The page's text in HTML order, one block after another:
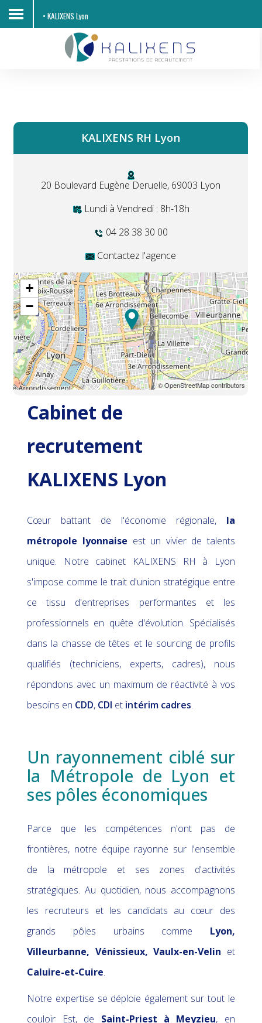
Entreprises
Contacts
• KALIXENS Lyon
KALIXENS RH Lyon
20 Boulevard Eugène Deruelle, 69003 Lyon
Lundi à Vendredi : 8h-18h
04 28 38 30 00
Contactez l'agence
+
−
© OpenStreetMap contributors
Cabinet de
recrutement
KALIXENS Lyon
Cœur battant de l'économie régionale,la
métropole lyonnaise est un vivier de talents
unique. Notre cabinet KALIXENS RH à Lyon
s'impose comme le trait d'union stratégique entre
ce tissu d'entreprises performantes et les
professionnels en quête d'évolution. Spécialisés
dans la chasse de têtes et le sourcing de profils
qualifiés (techniciens, experts, cadres), nous
répondons avec un maximum de réactivité à vos
besoins en CDD, CDI et intérim cadres.
Un rayonnement ciblé sur
la Métropole de Lyon et
ses pôles économiques
Parce que les compétences n'ont pas de
frontières, notre équipe rayonne sur l'ensemble
de la métropole et ses zones d'activités
stratégiques. Au quotidien, nous accompagnons
les recruteurs et les candidats au cœur des
grands pôles urbains comme Lyon,
Villeurbanne, Vénissieux, Vaulx-en-Velin et
Caluire-et-Cuire.
Notre expertise se déploie également sur tout le
couloir Est, de Saint-Priest à Meyzieu, en